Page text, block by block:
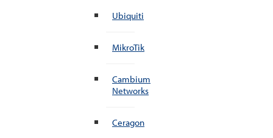
Ubiquiti
MikroTik
Cambium
Networks
Ceragon